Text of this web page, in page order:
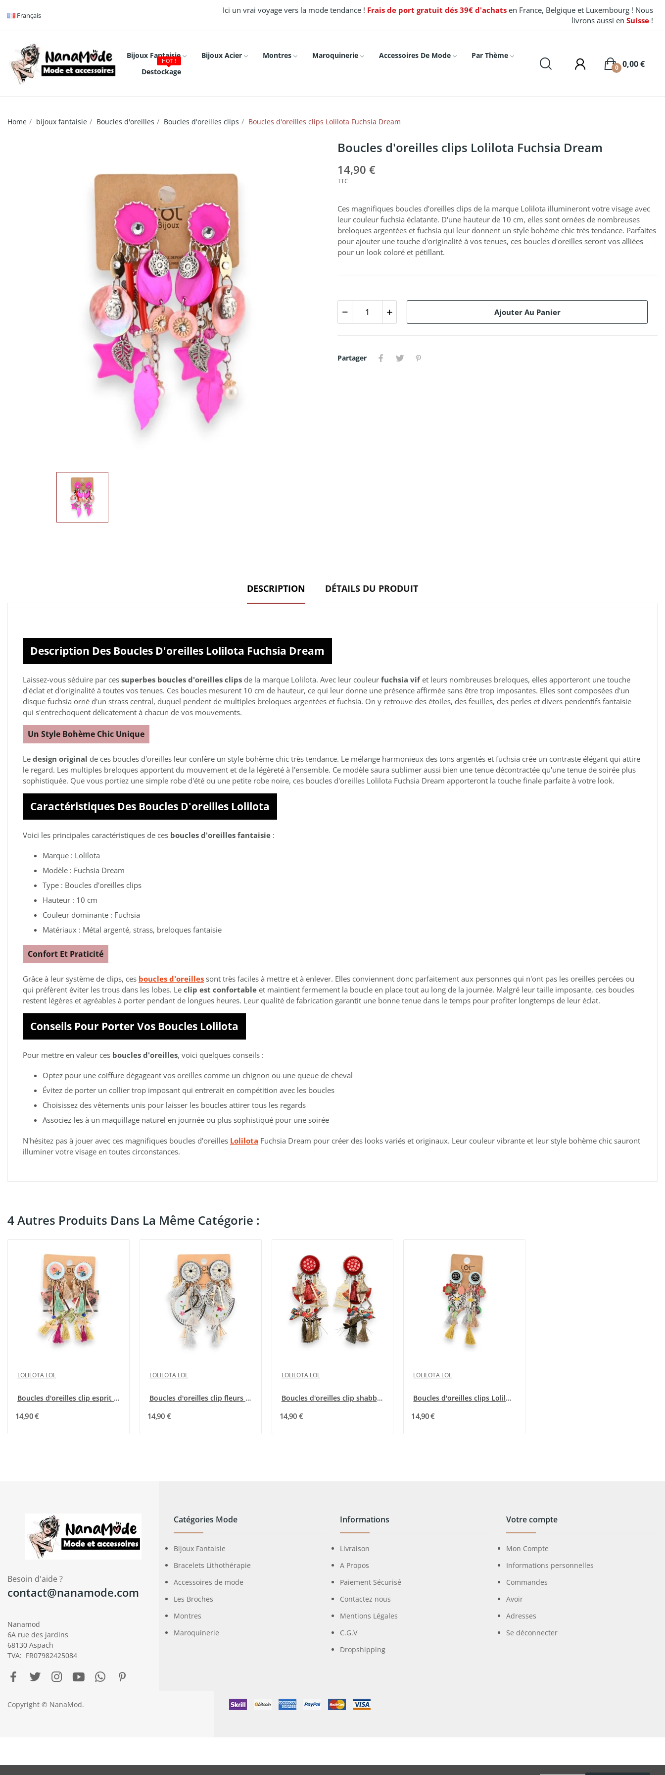
Français
Ici un vrai voyage vers la mode tendance ! Frais de port gratuit dés 39€ d'achats en France, Belgique et Luxembourg ! Nous
livrons aussi enSuisse !
Bijoux Fantaisie Bijoux Acier Montres Maroquinerie Accessoires De Mode
Par Thème
Destockage
HOT ! 0,00 €
0
Home bijoux fantaisie Boucles d'oreilles Boucles d'oreilles clips Boucles d'oreilles clips Lolilota Fuchsia Dream
Boucles d'oreilles clips Lolilota Fuchsia Dream
14,90 €
TTC
Ces magnifiques boucles d'oreilles clips de la marque Lolilota illumineront votre visage avec
leur couleur fuchsia éclatante. D'une hauteur de 10 cm, elles sont ornées de nombreuses
breloques argentées et fuchsia qui leur donnent un style bohème chic très tendance. Parfaites
pour ajouter une touche d'originalité à vos tenues, ces boucles d'oreilles seront vos alliées
pour un look coloré et pétillant.
Ajouter Au Panier
Partager
DESCRIPTION DÉTAILS DU PRODUIT
Description Des Boucles D'oreilles Lolilota Fuchsia Dream
Laissez-vous séduire par ces superbes boucles d'oreilles clips de la marque Lolilota. Avec leur couleur fuchsia vifet leurs nombreuses breloques, elles apporteront une touche
d'éclat et d'originalité à toutes vos tenues. Ces boucles mesurent 10 cm de hauteur, ce qui leur donne une présence affirmée sans être trop imposantes. Elles sont composées d'un
disque fuchsia orné d'un strass central, duquel pendent de multiples breloques argentées et fuchsia. On y retrouve des étoiles, des feuilles, des perles et divers pendentifs fantaisie
qui s'entrechoquent délicatement à chacun de vos mouvements.
Un Style Bohème Chic Unique
Le design original de ces boucles d'oreilles leur confère un style bohème chic très tendance. Le mélange harmonieux des tons argentés et fuchsia crée un contraste élégant qui attire
le regard. Les multiples breloques apportent du mouvement et de la légèreté à l'ensemble. Ce modèle saura sublimer aussi bien une tenue décontractée qu'une tenue de soirée plus
sophistiquée. Que vous portiez une simple robe d'été ou une petite robe noire, ces boucles d'oreilles Lolilota Fuchsia Dream apporteront la touche finale parfaite à votre look.
Caractéristiques Des Boucles D'oreilles Lolilota
Voici les principales caractéristiques de ces boucles d'oreilles fantaisie :
Marque : Lolilota
Modèle : Fuchsia Dream
Type : Boucles d'oreilles clips
Hauteur : 10 cm
Couleur dominante : Fuchsia
Matériaux : Métal argenté, strass, breloques fantaisie
Confort Et Praticité
Grâce à leur système de clips, ces boucles d'oreilles sont très faciles à mettre et à enlever. Elles conviennent donc parfaitement aux personnes qui n'ont pas les oreilles percées ou
qui préfèrent éviter les trous dans les lobes. Le clip est confortable et maintient fermement la boucle en place tout au long de la journée. Malgré leur taille imposante, ces boucles
restent légères et agréables à porter pendant de longues heures. Leur qualité de fabrication garantit une bonne tenue dans le temps pour profiter longtemps de leur éclat.
Conseils Pour Porter Vos Boucles Lolilota
Pour mettre en valeur ces boucles d'oreilles, voici quelques conseils :
Optez pour une coiffure dégageant vos oreilles comme un chignon ou une queue de cheval
Évitez de porter un collier trop imposant qui entrerait en compétition avec les boucles
Choisissez des vêtements unis pour laisser les boucles attirer tous les regards
Associez-les à un maquillage naturel en journée ou plus sophistiqué pour une soirée
N'hésitez pas à jouer avec ces magnifiques boucles d'oreilles Lolilota Fuchsia Dream pour créer des looks variés et originaux. Leur couleur vibrante et leur style bohème chic sauront
illuminer votre visage en toutes circonstances.
4 Autres Produits Dans La Même Catégorie :
LOLILOTA LOL
Boucles d'oreilles clip esprit shabby pastelles
14,90 €
LOLILOTA LOL
Boucles d'oreilles clip fleurs romantique bleu...
14,90 €
LOLILOTA LOL
Boucles d'oreilles clip shabby rouge
14,90 €
LOLILOTA LOL
Boucles d'oreilles clips Lolilota Fiesta
14,90 €
Besoin d'aide ?
contact@nanamode.com
Nanamod
6A rue des jardins
68130 Aspach
TVA: FR07982425084
Catégories Mode
Bijoux Fantaisie
Bracelets Lithothérapie
Accessoires de mode
Les Broches
Montres
Maroquinerie
Informations
Livraison
A Propos
Paiement Sécurisé
Contactez nous
Mentions Légales
C.G.V
Dropshipping
Votre compte
Mon Compte
Informations personnelles
Commandes
Avoir
Adresses
Se déconnecter
Copyright © NanaMod.